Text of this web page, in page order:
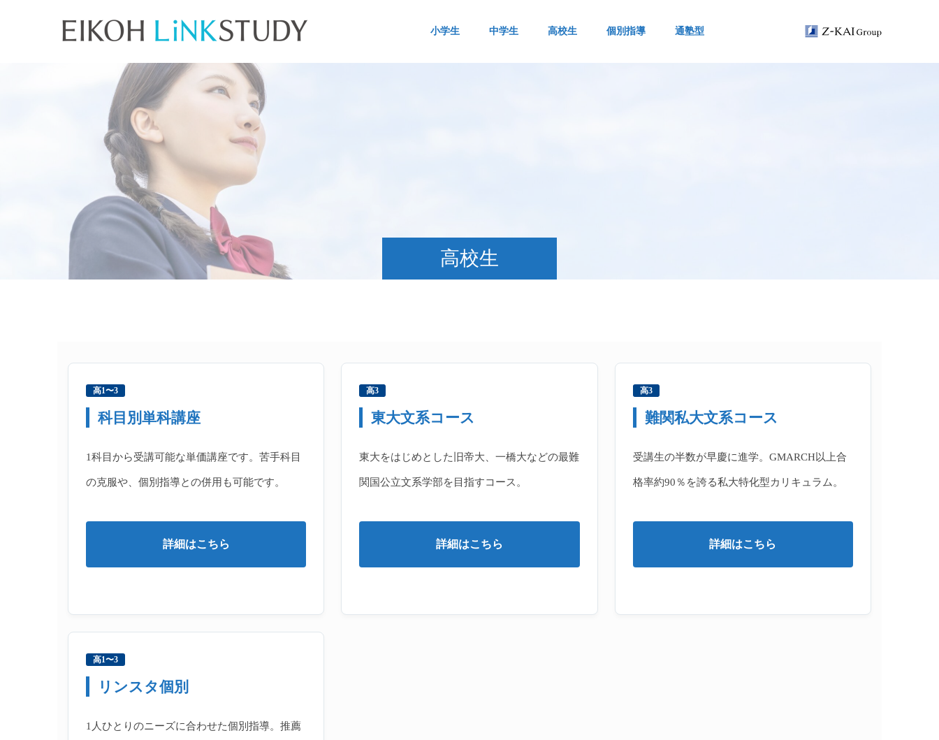
小学生 中学生 高校生 個別指導 通塾型
高校生
高1〜3
科目別単科講座
1科目から受講可能な単価講座です。苦手科目
の克服や、個別指導との併用も可能です。
詳細はこちら
高3
東大文系コース
東大をはじめとした旧帝大、一橋大などの最難
関国公立文系学部を目指すコース。
詳細はこちら
高3
難関私大文系コース
受講生の半数が早慶に進学。GMARCH以上合
格率約90％を誇る私大特化型カリキュラム。
詳細はこちら
高1〜3
リンスタ個別
1人ひとりのニーズに合わせた個別指導。推薦